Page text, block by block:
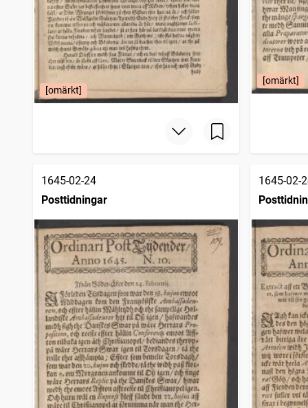
[omärkt]
[omärkt]
1645-02-24
Posttidningar
1645-02-